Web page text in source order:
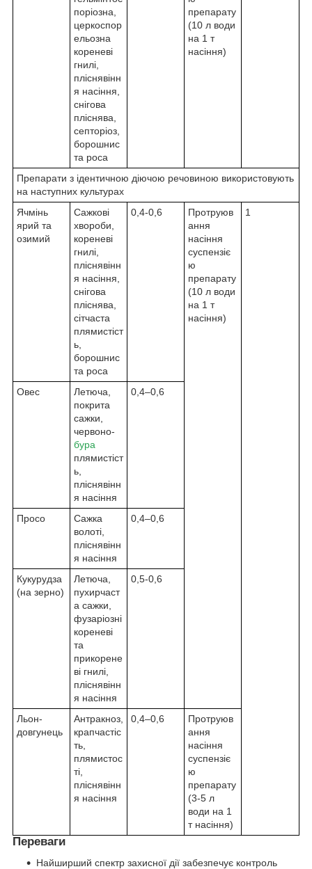
поріозна,
церкоспор
ельозна
кореневі
гнилі,
пліснявінн
я насіння,
снігова
пліснява,
септоріоз,
борошнис
та роса
препарату
(10 л води
на 1 т
насіння)
Препарати з ідентичною діючою речовиною використовують
на наступних культурах
Ячмінь
ярий та
озимий
Сажкові
хвороби,
кореневі
гнилі,
пліснявінн
я насіння,
снігова
пліснява,
сітчаста
плямистіст
ь,
борошнис
та роса
0,4-0,6
Протруюв
ання
насіння
суспензіє
ю
препарату
(10 л води
на 1 т
насіння)
1
Овес
Летюча,
покрита
сажки,
червоно-
бура
плямистіст
ь,
пліснявінн
я насіння
0,4–0,6
Просо
Сажка
волоті,
пліснявінн
я насіння
0,4–0,6
Кукурудза
(на зерно)
Летюча,
пухирчаст
а сажки,
фузаріозні
кореневі
та
прикорене
ві гнилі,
пліснявінн
я насіння
0,5-0,6
Льон-
довгунець
Антракноз,
крапчастіс
ть,
плямистос
ті,
пліснявінн
я насіння
0,4–0,6
Протруюв
ання
насіння
суспензіє
ю
препарату
(3-5 л
води на 1
т насіння)
Переваги
Найширший спектр захисної дії забезпечує контроль